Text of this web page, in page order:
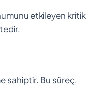
etkileyen kritik
sahiptir. Bu süreç,